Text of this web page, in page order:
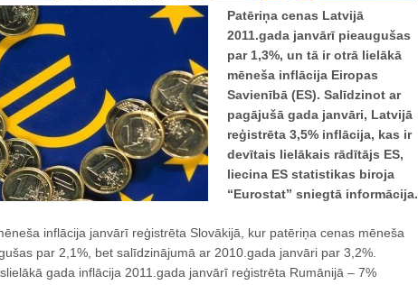
Patēriņa cenas Latvijā
2011.gada janvārī pieaugušas
par 1,3%, un tā ir otrā lielākā
mēneša inflācija Eiropas
Savienībā (ES). Salīdzinot ar
pagājušā gada janvāri, Latvijā
reģistrēta 3,5% inflācija, kas ir
devītais lielākais rādītājs ES,
liecina ES statistikas biroja
“Eurostat” sniegtā informācija.
inflācija janvārī reģistrēta Slovākijā, kur patēriņa cenas mēneša
par 2,1%, bet salīdzinājumā ar 2010.gada janvāri par 3,2%.
gada inflācija 2011.gada janvārī reģistrēta Rumānijā – 7%